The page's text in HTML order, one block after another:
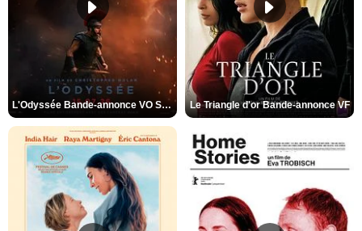
L'Odyssée Bande-annonce VO STFR Le Triangle d'or Bande-annonce VF